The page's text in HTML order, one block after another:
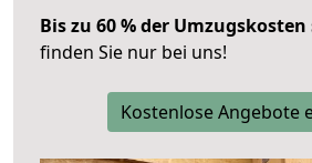
Bis zu 60 % der
finden Sie nur bei uns!
Kostenlose Angebote